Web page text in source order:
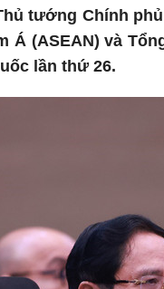
tướng Chính
Á (ASEAN) và
lần thứ 26.